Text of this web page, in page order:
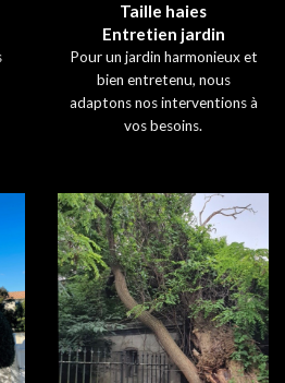
Taille haies
Entretien jardin
Pour un jardin harmonieux et
bien entretenu, nous
adaptons nos interventions à
vos besoins.